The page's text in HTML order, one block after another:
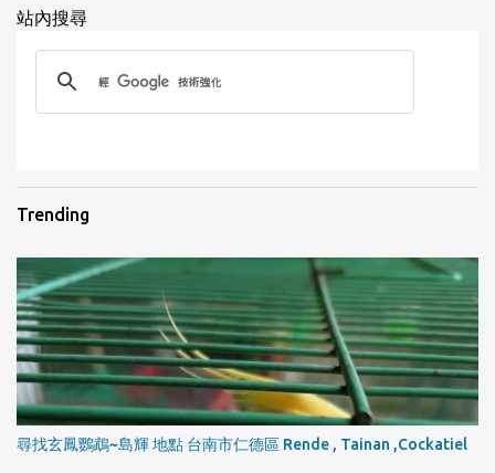
站內搜尋
Trending
尋找玄鳳鸚鵡~島輝 地點 台南市仁德區 Rende , Tainan ,Cockatiel